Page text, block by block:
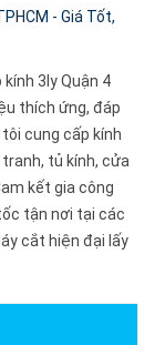
- Giá Tốt,
3ly Quận 4
thích ứng, đáp
cung cấp kính
tủ kính, cửa
kết gia công
tận nơi tại các
cắt hiện đại lấy